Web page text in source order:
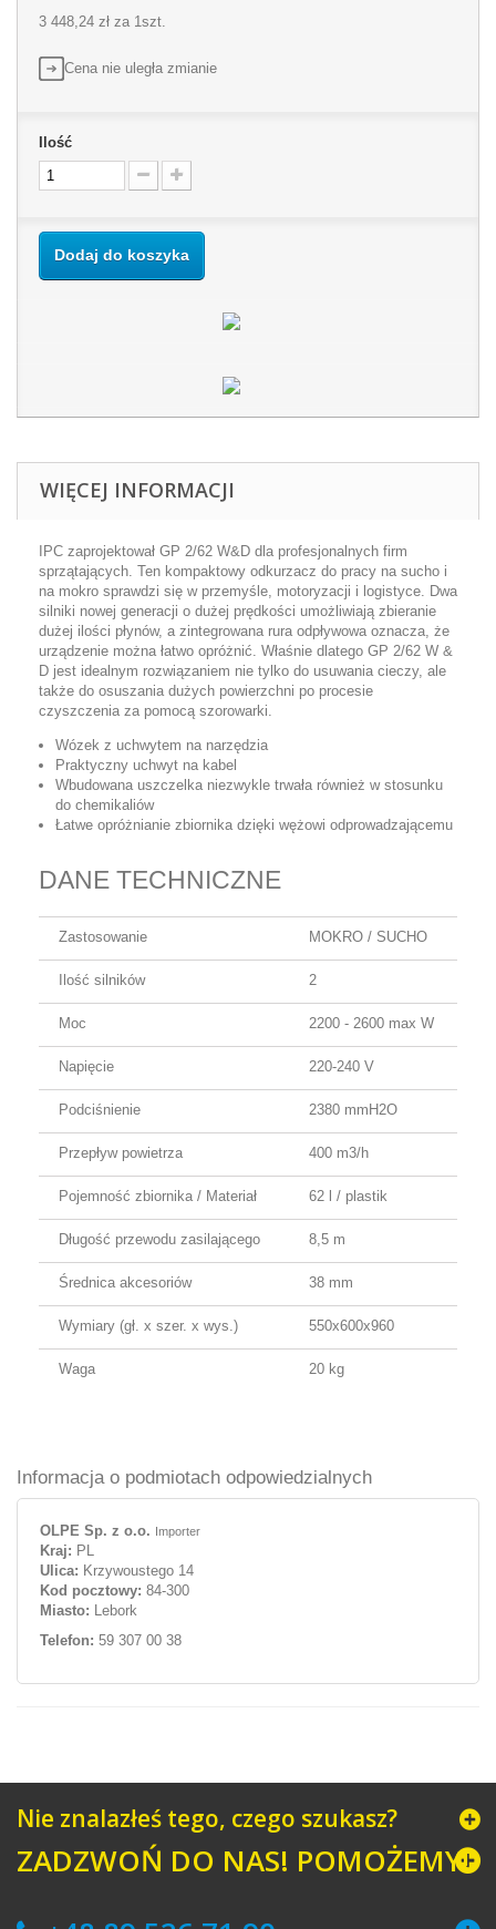
3 448,24 zł za 1szt.
Cena nie uległa zmianie
Ilość
Dodaj do koszyka
WIĘCEJ INFORMACJI
IPC zaprojektował GP 2/62 W&D dla profesjonalnych firm
sprzątających. Ten kompaktowy odkurzacz do pracy na sucho i
na mokro sprawdzi się w przemyśle, motoryzacji i logistyce. Dwa
silniki nowej generacji o dużej prędkości umożliwiają zbieranie
dużej ilości płynów, a zintegrowana rura odpływowa oznacza, że ​​
urządzenie można łatwo opróżnić. Właśnie dlatego GP 2/62 W &
D jest idealnym rozwiązaniem nie tylko do usuwania cieczy, ale
także do osuszania dużych powierzchni po procesie
czyszczenia za pomocą szorowarki.
Wózek z uchwytem na narzędzia
Praktyczny uchwyt na kabel
Wbudowana uszczelka niezwykle trwała również w stosunku
do chemikaliów
Łatwe opróżnianie zbiornika dzięki wężowi odprowadzającemu
DANE TECHNICZNE
Zastosowanie MOKRO / SUCHO
Ilość silników 2
Moc 2200 - 2600 max W
Napięcie 220-240 V
Podciśnienie 2380 mmH2O
Przepływ powietrza 400 m3/h
Pojemność zbiornika / Materiał 62 l / plastik
Długość przewodu zasilającego 8,5 m
Średnica akcesoriów 38 mm
Wymiary (gł. x szer. x wys.) 550x600x960
Waga 20 kg
Informacja o podmiotach odpowiedzialnych
OLPE Sp. z o.o. Importer
Kraj: PL
Ulica: Krzywoustego 14
Kod pocztowy: 84-300
Miasto: Lebork
Telefon: 59 307 00 38
Nie znalazłeś tego, czego szukasz?
ZADZWOŃ DO NAS! POMOŻEMY!